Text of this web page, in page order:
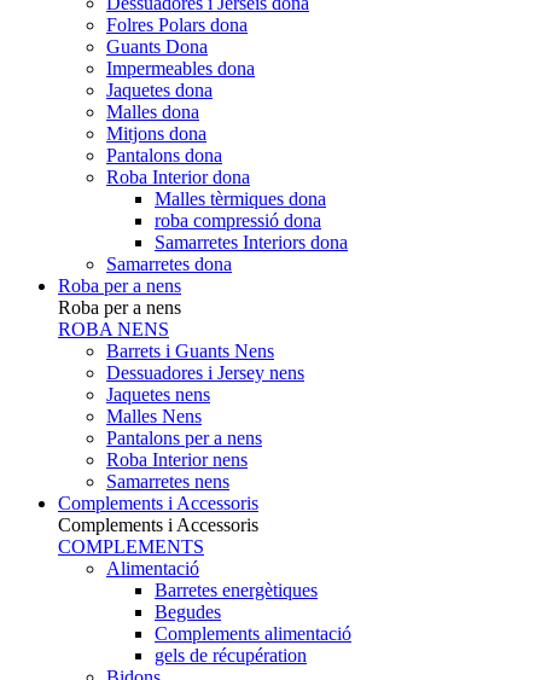
Folres Polars dona
Guants Dona
Impermeables dona
Jaquetes dona
Malles dona
Mitjons dona
Pantalons dona
Roba Interior dona
Malles tèrmiques dona
roba compressió dona
Samarretes Interiors dona
Samarretes dona
Roba per a nens
Roba per a nens
ROBA NENS
Barrets i Guants Nens
Dessuadores i Jersey nens
Jaquetes nens
Malles Nens
Pantalons per a nens
Roba Interior nens
Samarretes nens
Complements i Accessoris
Complements i Accessoris
COMPLEMENTS
Alimentació
Barretes energètiques
Begudes
Complements alimentació
gels de récupération